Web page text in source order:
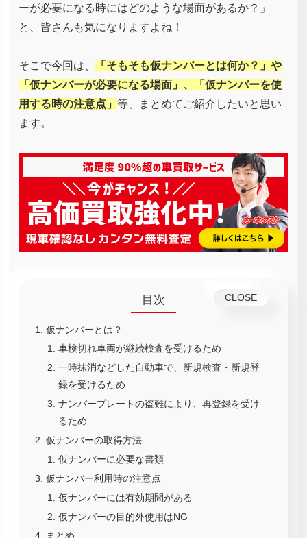
ーが必要になる時にはどのような場面があるか？」
と、皆さんも気になりますよね！
そこで今回は、
「そもそも仮ナンバーとは何か？」や
「仮ナンバーが必要になる場面」、「仮ナンバーを使
用する時の注意点」 等、まとめてご紹介したいと思い
ます。
目次
仮ナンバーとは？
車検切れ車両が継続検査を受けるため
一時抹消などした自動車で、新規検査・新規登
録を受けるため
ナンバープレートの盗難により、再登録を受け
るため
仮ナンバーの取得方法
仮ナンバーに必要な書類
仮ナンバー利用時の注意点
仮ナンバーには有効期間がある
仮ナンバーの目的外使用はNG
まとめ